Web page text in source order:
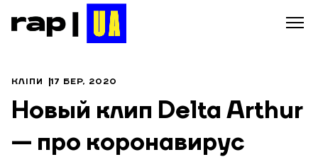
КЛІПИ 17 БЕР, 2020
Новый клип Delta Arthur
— про коронавирус